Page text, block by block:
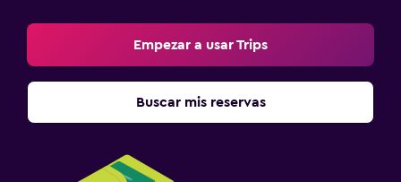
Empezar a usar Trips
Buscar mis reservas